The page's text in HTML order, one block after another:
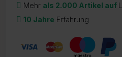
Mehr als 2.000 Artikel auf
10 Jahre Erfahrung